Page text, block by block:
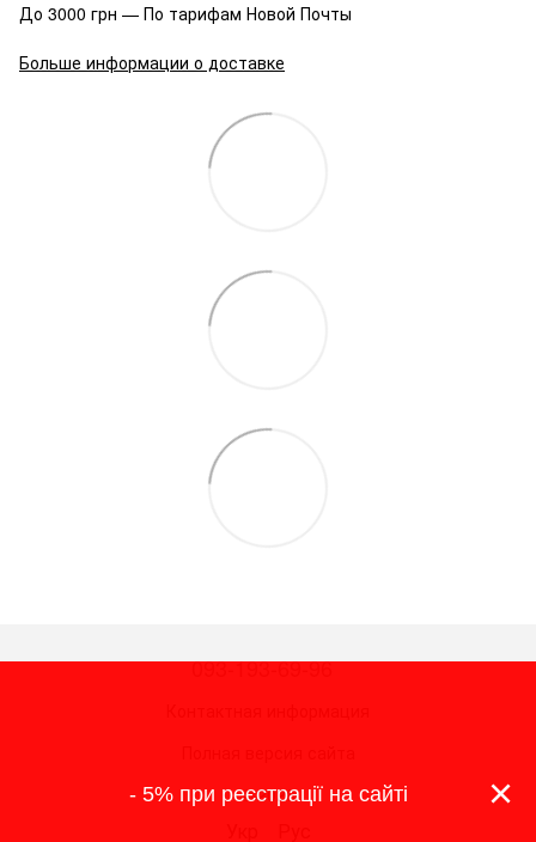
До 3000 грн — По тарифам Новой Почты
Больше информации о доставке
093-193-69-96
© 2026
×
- 5% при реєстрації на сайті